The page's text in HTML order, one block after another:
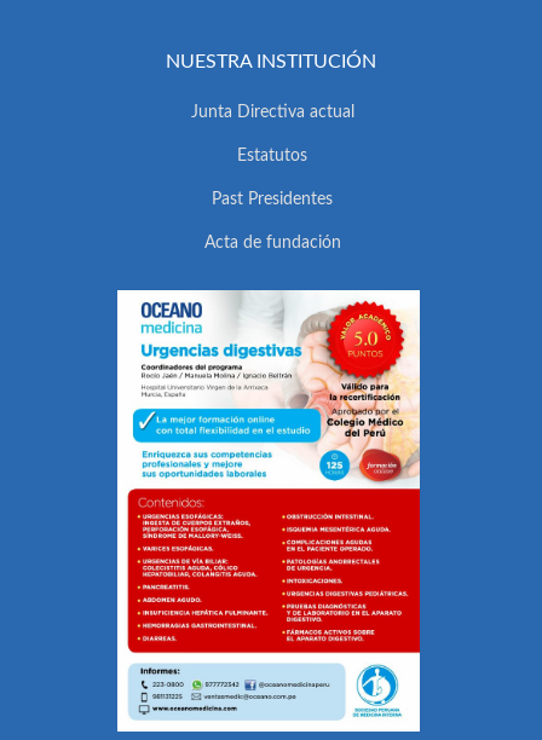
NUESTRA INSTITUCIÓN
Junta Directiva actual
Estatutos
Past Presidentes
Acta de fundación